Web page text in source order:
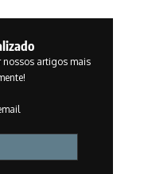
nossos artigos mais